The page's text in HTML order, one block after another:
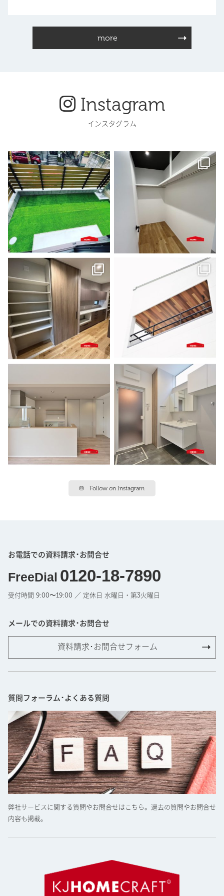
more
Instagram
インスタグラム
Follow on Instagram
お電話での資料請求･お問合せ
FreeDial 0120-18-7890
受付時間 9:00〜19:00 ／ 定休日 水曜日・第3火曜日
メールでの資料請求･お問合せ
資料請求･お問合せフォーム
質問フォーラム･よくある質問
弊社サービスに関する質問やお問合せはこちら。過去の質問やお問合せ
内容も掲載。